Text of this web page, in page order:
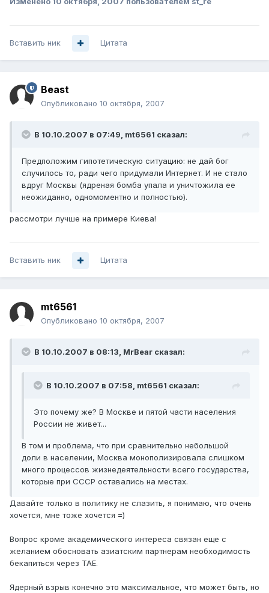
Вставить ник Цитата
Beast
Опубликовано 10 октября, 2007
В 10.10.2007 в 07:49, mt6561 сказал:
Предположим гипотетическую ситуацию: не дай бог
случилось то, ради чего придумали Интернет. И не стало
вдруг Москвы (ядреная бомба упала и уничтожила ее
неожиданно, одномоментно и полностью).
рассмотри лучше на примере Киева!
Вставить ник Цитата
mt6561
Опубликовано 10 октября, 2007
В 10.10.2007 в 08:13, MrBear сказал:
В 10.10.2007 в 07:58, mt6561 сказал:
Это почему же? В Москве и пятой части населения
России не живет...
В том и проблема, что при сравнительно небольшой
доли в населении, Москва монополизировала слишком
много процессов жизнедеятельности всего государства,
которые при СССР оставались на местах.
Давайте только в политику не слазить, я понимаю, что очень
хочется, мне тоже хочется =)
Вопрос кроме академического интереса связан еще с
желанием обосновать азиатским партнерам необходимость
бекапиться через ТАЕ.
Ядерный взрыв конечно это максимальное, что может быть, но